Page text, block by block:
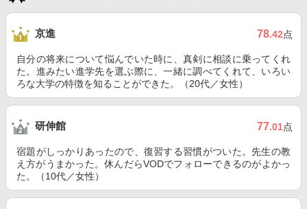
京進 78.42点
自分の将来について悩んでいた時に、真剣に相談に乗ってくれ
た。進みたい進学先を選ぶ際に、一緒に調べてくれて、いろい
ろな大学の特徴を知ることができた。（20代／女性）
研伸館 77.01点
宿題がしっかりあったので、復習する習慣がついた。先生の教
え方がうまかった。休んだらVODでフォローできるのがよかっ
た。（10代／女性）